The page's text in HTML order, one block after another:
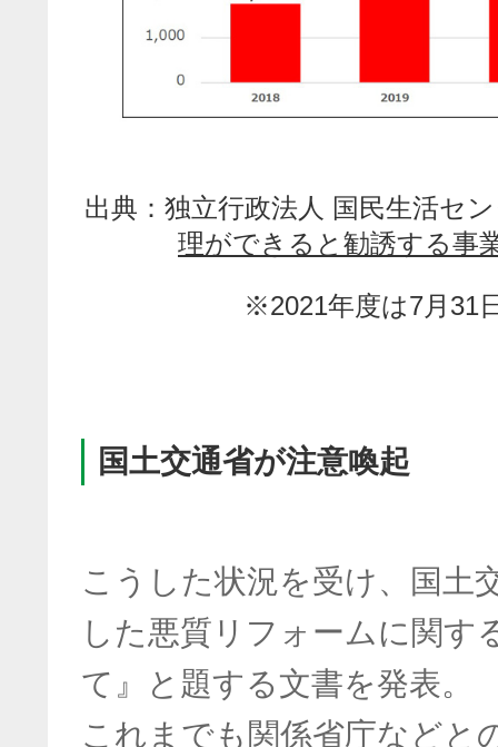
出典：独立行政法人 国民生活セ
理ができると勧誘する事
※2021年度は7月31
国土交通省が注意喚起
こうした状況を受け、国土
した悪質リフォームに関す
て』と題する文書を発表。
これまでも関係省庁などと